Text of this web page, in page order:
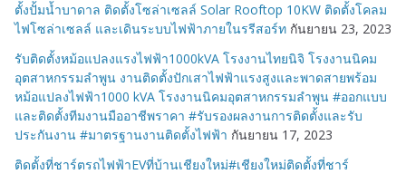
ตั้งปั้มน้ำบาดาล ติดตั้งโซล่าเซลล์ Solar Rooftop 10KW ติดตั้งโคลม
ไฟโซล่าเซลล์ และเดินระบบไฟฟ้าภายในรรีสอร์ท กันยายน 23, 2023
รับติดตั้งหม้อแปลงแรงไฟฟ้า1000kVA โรงงานไทยนิจิ โรงงานนิคม
อุตสาหกรรมลำพูน งานติดตั้งปักเสาไฟฟ้าแรงสูงและพาดสายพร้อม
หม้อแปลงไฟฟ้า1000 kVA โรงงานนิคมอุตสาหกรรมลำพูน #ออกแบบ
และติดตั้งทีมงานมืออาชีพราคา #รับรองผลงานการติดตั้งและรับ
ประกันงาน #มาตรฐานงานติดตั้งไฟฟ้า กันยายน 17, 2023
ติดตั้งที่ชาร์ตรถไฟฟ้าEVที่บ้านเชียงใหม่#เชียงใหม่ติดตั้งที่ชาร์